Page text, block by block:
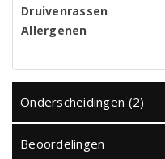
Druivenrassen
Allergenen
Onderscheidingen (2)
Beoordelingen